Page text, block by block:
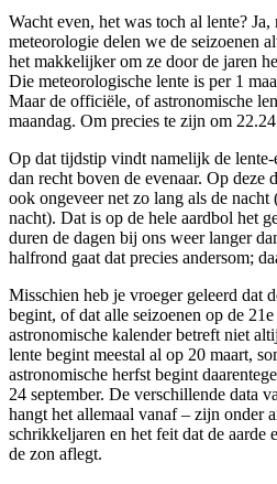
Wacht even, het was toch al lente?
meteorologie delen we de seizoenen
het makkelijker om ze door de jaren
Die meteorologische lente is per 1
Maar de officiële, of astronomische
maandag. Om precies te zijn om
Op dat tijdstip vindt namelijk de
dan recht boven de evenaar. Op deze
ook ongeveer net zo lang als de
nacht). Dat is op de hele aardbol het
duren de dagen bij ons weer langer
halfrond gaat dat precies andersom;
Misschien heb je vroeger geleerd dat
begint, of dat alle seizoenen op de
astronomische kalender betreft niet
lente begint meestal al op 20 maart,
astronomische herfst begint
24 september. De verschillende data
hangt het allemaal vanaf – zijn onder
schrikkeljaren en het feit dat de aarde
de zon aflegt.